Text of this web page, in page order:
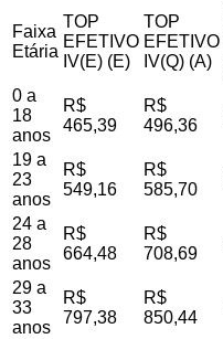
Faixa
Etária
TOP
EFETIVO
IV(E) (E)
TOP
EFETIVO
IV(Q) (A)
0 a
18
anos
R$
465,39
R$
496,36
19 a
23
anos
R$
549,16
R$
585,70
24 a
28
anos
R$
664,48
R$
708,69
29 a
33
anos
R$
797,38
R$
850,44